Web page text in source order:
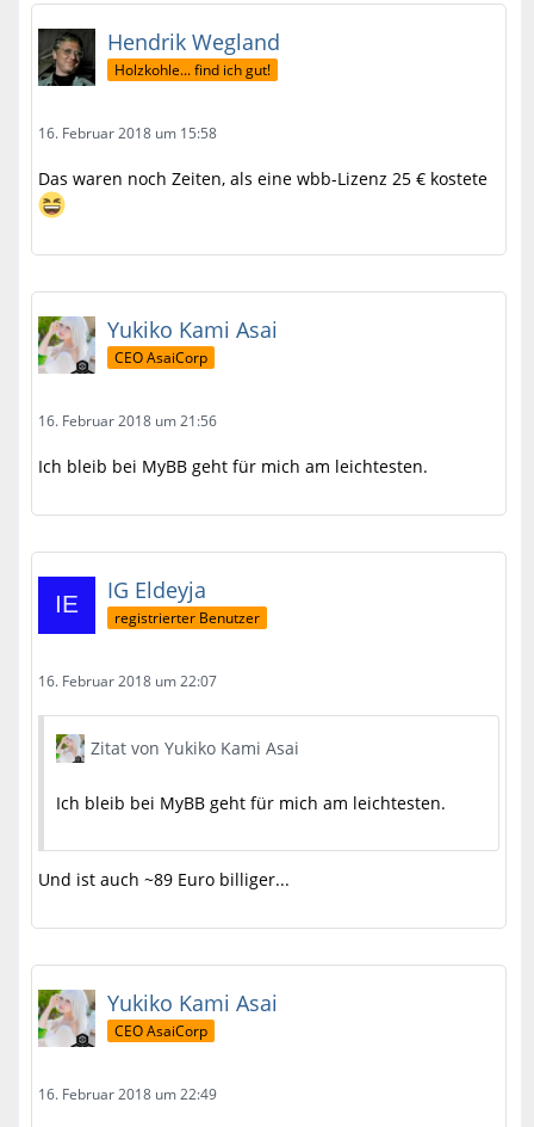
Hendrik Wegland
Holzkohle... find ich gut!
16. Februar 2018 um 15:58
Das waren noch Zeiten, als eine wbb-Lizenz 25 € kostete
Yukiko Kami Asai
CEO AsaiCorp
16. Februar 2018 um 21:56
Ich bleib bei MyBB geht für mich am leichtesten.
IG Eldeyja
registrierter Benutzer
16. Februar 2018 um 22:07
Zitat von Yukiko Kami Asai
Ich bleib bei MyBB geht für mich am leichtesten.
Und ist auch ~89 Euro billiger...
Yukiko Kami Asai
CEO AsaiCorp
16. Februar 2018 um 22:49